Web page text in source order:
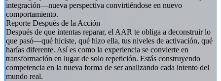
integración—nueva perspectiva convirtiéndose en nuevo
comportamiento.
Reporte Después de la Acción
Después de que intentas reparar, el AAR te obliga a deconstruir lo
que pasó—qué hiciste, qué hizo ella, tus niveles de activación, qué
harías diferente. Así es como la experiencia se convierte en
transformación en lugar de solo repetición. Estás construyendo
competencia en la nueva forma de ser analizando cada intento del
mundo real.